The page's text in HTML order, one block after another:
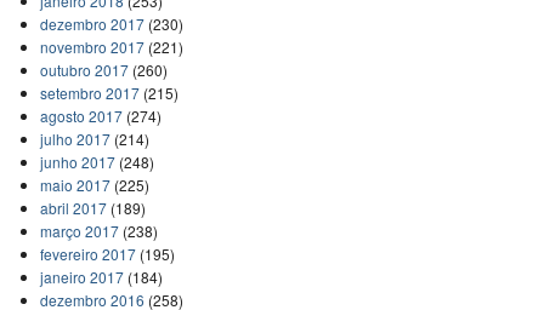
dezembro 2017(230)
novembro 2017(221)
outubro 2017(260)
setembro 2017(215)
agosto 2017(274)
julho 2017(214)
junho 2017(248)
maio 2017(225)
abril 2017(189)
março 2017(238)
fevereiro 2017(195)
janeiro 2017(184)
dezembro 2016 (258)